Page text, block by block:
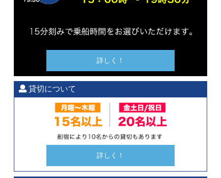
ル”
詳しく！
貸切について
詳しく！